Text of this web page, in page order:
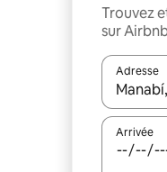
Trouvez
sur
Adresse
Lorsque
Arrivée